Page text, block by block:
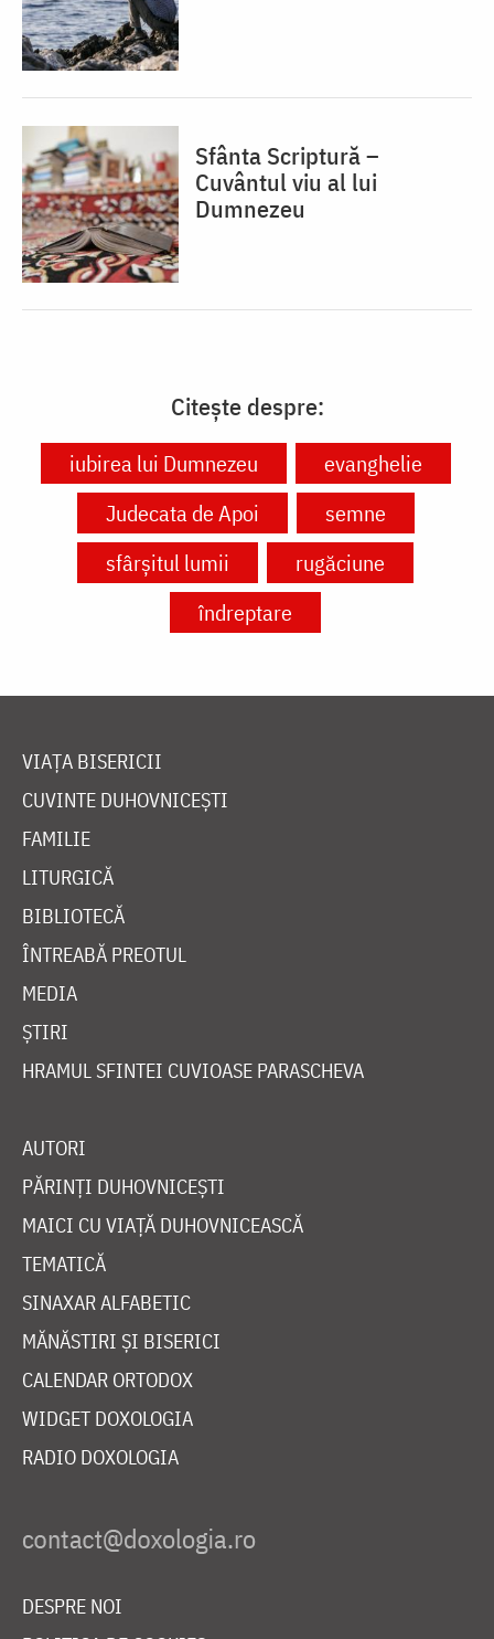
Sfânta Scriptură –
Cuvântul viu al lui
Dumnezeu
Citește despre:
iubirea lui Dumnezeu
evanghelie
Judecata de Apoi
semne
sfârșitul lumii
rugăciune
îndreptare
VIAȚA BISERICII
CUVINTE DUHOVNICEȘTI
FAMILIE
LITURGICĂ
BIBLIOTECĂ
ÎNTREABĂ PREOTUL
MEDIA
ȘTIRI
HRAMUL SFINTEI CUVIOASE PARASCHEVA
AUTORI
PĂRINȚI DUHOVNICEȘTI
MAICI CU VIAȚĂ DUHOVNICEASCĂ
TEMATICĂ
SINAXAR ALFABETIC
MĂNĂSTIRI ȘI BISERICI
CALENDAR ORTODOX
WIDGET DOXOLOGIA
RADIO DOXOLOGIA
DESPRE NOI